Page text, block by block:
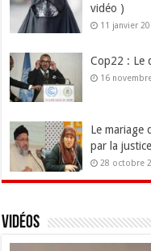
vidéo )
11 janvier
Cop22 : Le
16
Le mariage
par la
28 octobre
Vidéos